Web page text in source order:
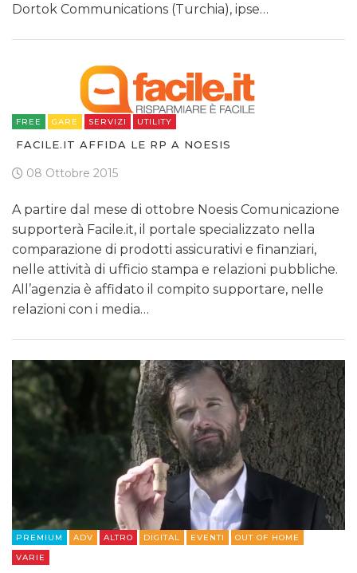
Dortok Communications (Turchia), ipse…
FREE GARE SERVIZI UTILITY
FACILE.IT AFFIDA LE RP A NOESIS
08 Ottobre 2015
A partire dal mese di ottobre Noesis Comunicazione
supporterà Facile.it, il portale specializzato nella
comparazione di prodotti assicurativi e finanziari,
nelle attività di ufficio stampa e relazioni pubbliche.
All’agenzia è affidato il compito supportare, nelle
relazioni con i media…
PREMIUM ADV ALTRO DIGITAL EVENTI
OUT OF HOME
VARIE